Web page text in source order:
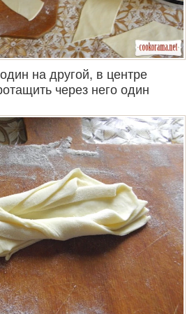
на другой, в центре
через него один